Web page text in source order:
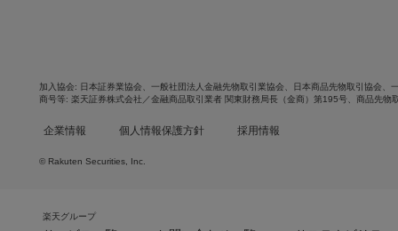
加入協会 日本証券業協会 一般社団法人金融先物取引業協会 日本商品先物取引協会
商号等
楽天証券株式会社／金融商品取引業者 関東財務局長（金商）第195号、商品先物
企業情報 個人情報保護方針 採用情報
© Rakuten Securities, Inc.
楽天グループ